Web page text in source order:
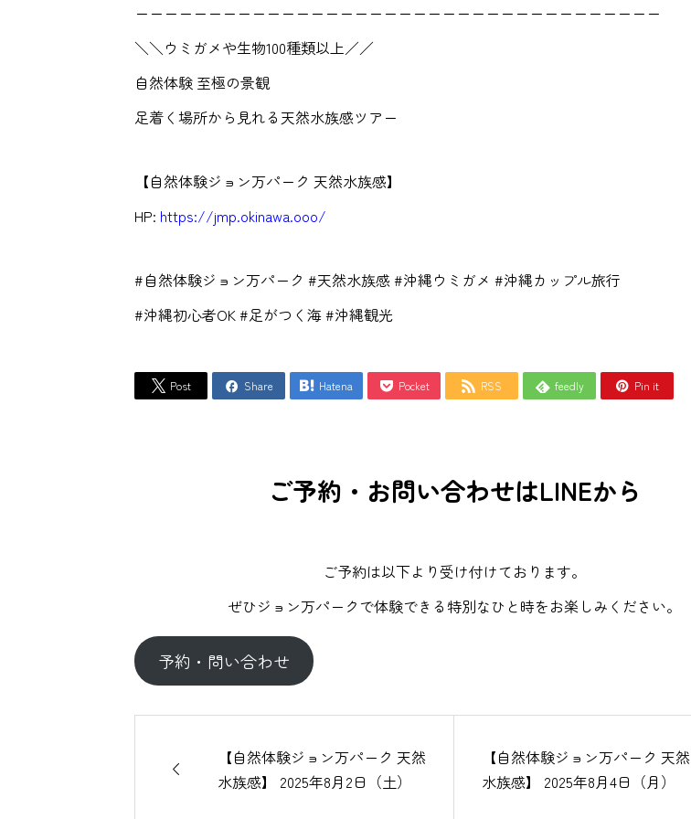
ーーーーーーーーーーーーーーーーーーーーーーーーーーーーーーーーーーーー
＼＼ウミガメや生物100種類以上／／
自然体験 至極の景観
足着く場所から見れる天然水族感ツアー
【自然体験ジョン万パーク 天然水族感】
HP: https://jmp.okinawa.ooo/
#自然体験ジョン万パーク #天然水族感 #沖縄ウミガメ #沖縄カップル旅行
#沖縄初心者OK #足がつく海 #沖縄観光
 Post  Share  Hatena  Pocket  RSS  feedly  Pin it
ご予約・お問い合わせはLINEから
ご予約は以下より受け付けております。
ぜひジョン万パークで体験できる特別なひと時をお楽しみください。
予約・問い合わせ

【自然体験ジョン万パーク 天然
水族感】 2025年8月2日（土）
【自然体験ジョン万パーク 天然
水族感】 2025年8月4日（月）